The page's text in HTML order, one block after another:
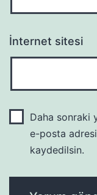
İnternet sitesi
Daha sonraki
e-posta
kaydedilsin.